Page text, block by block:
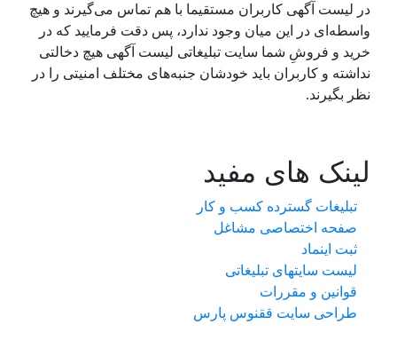
در لیست آگهی کاربران مستقیما با هم تماس می‌گیرند و هیچ
واسطه‌ای در این میان وجود ندارد، پس دقت فرمایید که در
خرید و فروشِ شما سایت تبلیغاتی لیست آگهی هیچ دخالتی
نداشته و کاربران باید خودشان جنبه‌های مختلف امنیتی را در
نظر بگیرند.
لینک های مفید
تبلیغات گسترده کسب و کار
صفحه اختصاصی مشاغل
ثبت اینماد
لیست سایتهای تبلیغاتی
قوانین و مقررات
طراحی سایت ققنوس پارس